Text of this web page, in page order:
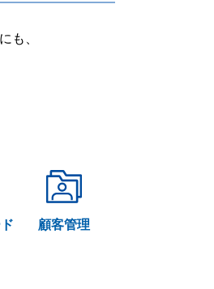
も、
顧客管理